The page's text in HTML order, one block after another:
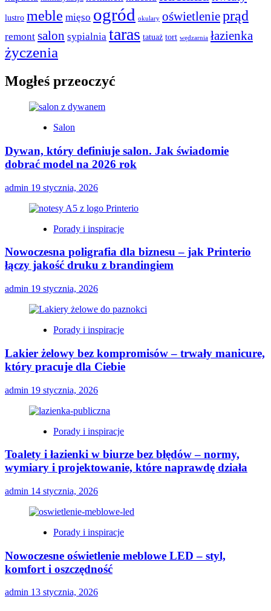
lustro meble mięso ogród okulary oświetlenieprąd
remont salon sypialnia taras tatuaż tort wędzarnia łazienka
życzenia
Mogłeś przeoczyć
Salon
Dywan, który definiuje salon. Jak świadomie
dobrać model na 2026 rok
admin 19 stycznia, 2026
Porady i inspiracje
Nowoczesna poligrafia dla biznesu – jak Printerio
łączy jakość druku z brandingiem
admin 19 stycznia, 2026
Porady i inspiracje
Lakier żelowy bez kompromisów – trwały manicure,
który pracuje dla Ciebie
admin 19 stycznia, 2026
Porady i inspiracje
Toalety i łazienki w biurze bez błędów – normy,
wymiary i projektowanie, które naprawdę działa
admin 14 stycznia, 2026
Porady i inspiracje
Nowoczesne oświetlenie meblowe LED – styl,
komfort i oszczędność
admin 13 stycznia, 2026